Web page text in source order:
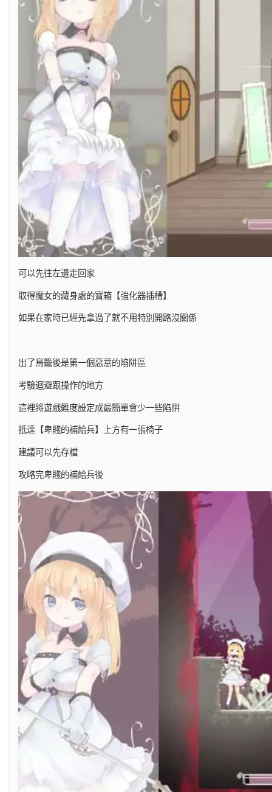
可以先往左邊走回家
取得魔女的藏身處的寶箱【強化器插槽】
如果在家時已經先拿過了就不用特別開路沒關係
出了鳥籠後是第一個惡意的陷阱區
考驗迴避跟操作的地方
這裡將遊戲難度設定成最簡單會少一些陷阱
抵達【卑賤的補給兵】上方有一張椅子
建議可以先存檔
攻略完卑賤的補給兵後